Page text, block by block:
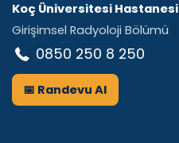
Koç Üniversitesi Hastanesi
Girişimsel Radyoloji Bölümü
0850 250 8 250
📅 Randevu Al